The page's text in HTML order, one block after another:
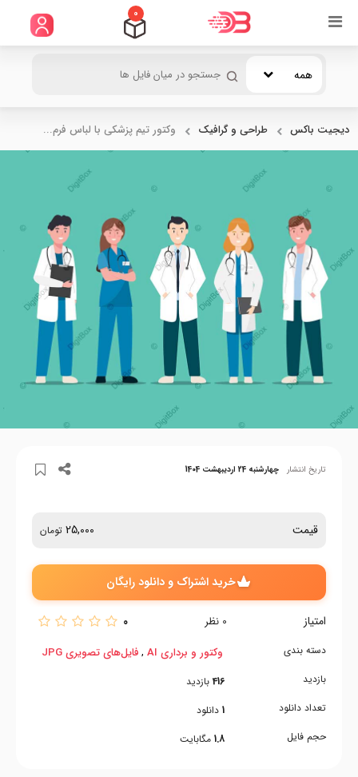
0
همه
دیجیت باکس طراحی و گرافیک وکتور تیم پزشکی با لباس فرم...
تاریخ انتشار چهارشنبه 24 اردیبهشت 1404
قیمت 25,000 تومان
خرید اشتراک و دانلود رایگان
امتیاز 0 نظر 0
دسته بندی
بازدید
تعداد دانلود
حجم فایل
وکتور و برداری AI , فایل‌های تصویری JPG
416 بازدید
1 دانلود
1.8 مگابایت